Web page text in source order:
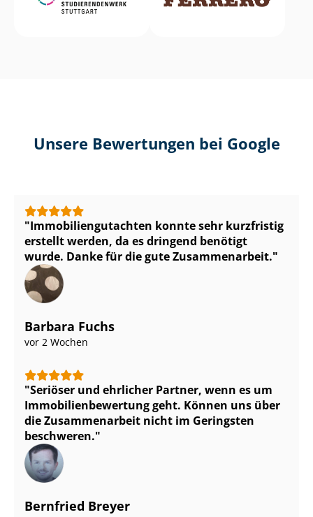
Unsere Bewertungen bei Google
Im­mo­bi­li­en­gut­ach­ten konnte sehr kurzfristig
erstellt werden, da es dringend benötigt
wurde. Danke für die gute Zusammenarbeit.
Barbara Fuchs
vor 2 Wochen
Seriöser und ehrlicher Partner, wenn es um
Im­mo­bi­li­en­be­wer­tung geht. Können uns über
die Zusammenarbeit nicht im Geringsten
beschweren.
Bernfried Breyer